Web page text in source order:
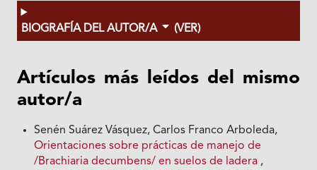
BIOGRAFÍA DEL AUTOR/A (VER)
Artículos más leídos del mismo
autor/a
Senén Suárez Vásquez, Carlos Franco Arboleda,
Orientaciones sobre prácticas de manejo de
/Brachiaria decumbens/ en suelos de ladera ,